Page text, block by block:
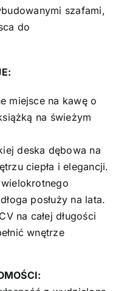
szafami,
do
miejsce na kawę o
na świeżym
deska dębowa na
ciepła i elegancji.
posłuży na lata.
na całej długości
wnętrze